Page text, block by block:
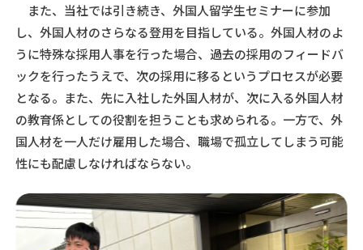
また、当社では引き続き、外国人留学生セミナーに参加
し、外国人材のさらなる登用を目指している。外国人材のよ
うに特殊な採用人事を行った場合、過去の採用のフィードバ
ックを行ったうえで、次の採用に移るというプロセスが必要
となる。また、先に入社した外国人材が、次に入る外国人材
の教育係としての役割を担うことも求められる。一方で、外
国人材を一人だけ雇用した場合、職場で孤立してしまう可能
性にも配慮しなければならない。